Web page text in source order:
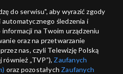
Zwierzaki Czytaki
Kącik kulinarny
do serwisu", aby wyrazić zgody
śledzenia i
na Twoim urządzeniu
oraz na przetwarzanie
nas, czyli Telewizję Polską
również „TVP”), Zaufanych
oraz pozostałych Zaufanych